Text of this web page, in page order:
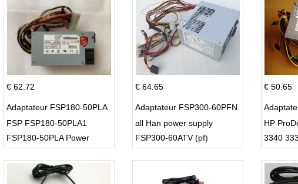
€ 62.72
Adaptateur FSP180-50PLA
FSP FSP180-50PLA1
FSP180-50PLA Power
€ 64.65
Adaptateur FSP300-60PFN
all Han power supply
FSP300-60ATV (pf)
€ 50.65
HP
3340